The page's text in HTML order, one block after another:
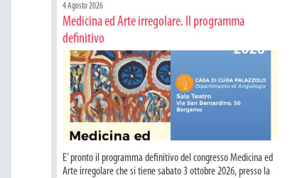
4 Agosto 2026
Medicina ed Arte irregolare. Il programma
definitivo
E’ pronto il programma definitivo del congresso Medicina ed
Arte irregolare che si tiene sabato 3 ottobre 2026, presso la